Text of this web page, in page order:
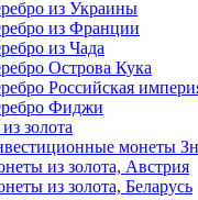
из Украины
из Франции
из Чада
Острова Кука
Российская
Фиджи
золота
монеты
из золота, Австрия
из золота, Беларусь